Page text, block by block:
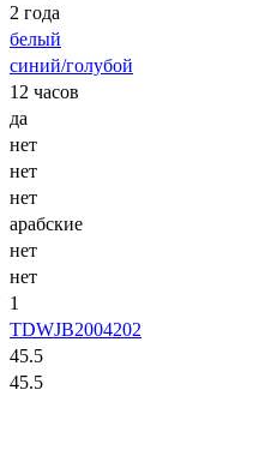
2 года
белый
синий/голубой
12 часов
да
нет
нет
нет
арабские
нет
нет
1
TDWJB2004202
45.5
45.5